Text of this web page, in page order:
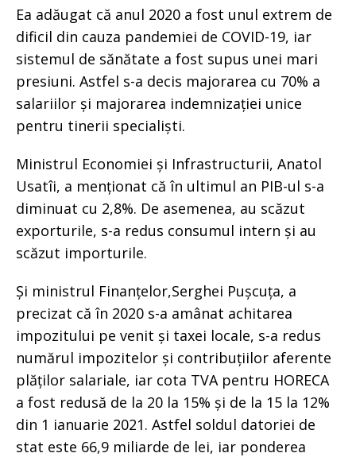
Ea adăugat că anul 2020 a fost unul extrem de
dificil din cauza pandemiei de COVID-19, iar
sistemul de sănătate a fost supus unei mari
presiuni. Astfel s-a decis majorarea cu 70% a
salariilor și majorarea indemnizației unice
pentru tinerii specialiști.
Ministrul Economiei și Infrastructurii, Anatol
Usatîi, a menționat că în ultimul an PIB-ul s-a
diminuat cu 2,8%. De asemenea, au scăzut
exporturile, s-a redus consumul intern și au
scăzut importurile.
Și ministrul Finanțelor,Serghei Pușcuța, a
precizat că în 2020 s-a amânat achitarea
impozitului pe venit și taxei locale, s-a redus
numărul impozitelor și contribuțiilor aferente
plăților salariale, iar cota TVA pentru HORECA
a fost redusă de la 20 la 15% și de la 15 la 12%
din 1 ianuarie 2021. Astfel soldul datoriei de
stat este 66,9 miliarde de lei, iar ponderea